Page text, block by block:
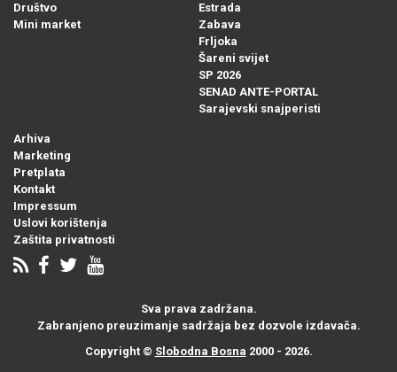
Društvo
Mini market
Estrada
Zabava
Frljoka
Šareni svijet
SP 2026
SENAD ANTE-PORTAL
Sarajevski snajperisti
Arhiva
Marketing
Pretplata
Kontakt
Impressum
Uslovi korištenja
Zaštita privatnosti
Sva prava zadržana.
Zabranjeno preuzimanje sadržaja bez dozvole izdavača.
Copyright © Slobodna Bosna 2000 - 2026.